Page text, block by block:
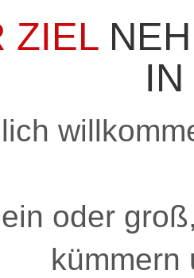
ZIEL
oder
kümmern